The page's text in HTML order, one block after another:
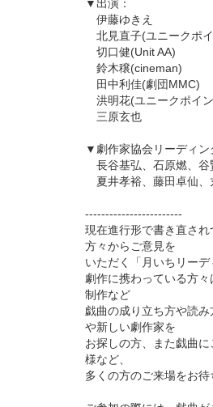
▼出演：
伊藤ゆきえ
北見直子(ユニークポ
切口健(Unit AA)
鈴木穣(cineman)
田中利佳(劇団MMC)
洪明花(ユニークポイ
三原玄也
▼劇作家協会リーディン
長谷基弘、石原燃、谷
夏井孝裕、藤田卓仙、
------------------------
現在進行形で書き直さ
方々からご意見を
いただく「月いちリーデ
劇作に携わっている方
制作など
戯曲の成り立ち方や読
や新しい劇作家を
お探しの方、また戯曲
様など、
多くの方のご来場をお待